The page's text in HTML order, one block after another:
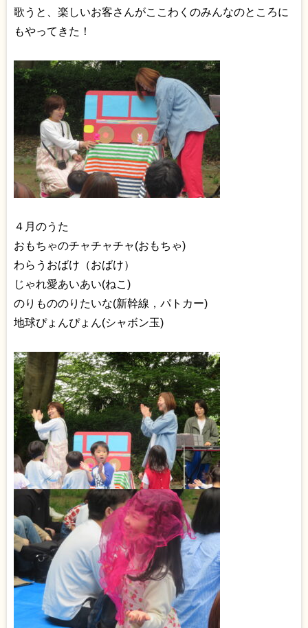
歌うと、楽しいお客さんがここわくのみんなのところに
もやってきた！
４月のうた
おもちゃのチャチャチャ(おもちゃ)
わらうおばけ（おばけ）
じゃれ愛あいあい(ねこ)
のりもののりたいな(新幹線，パトカー)
地球ぴょんぴょん(シャボン玉)